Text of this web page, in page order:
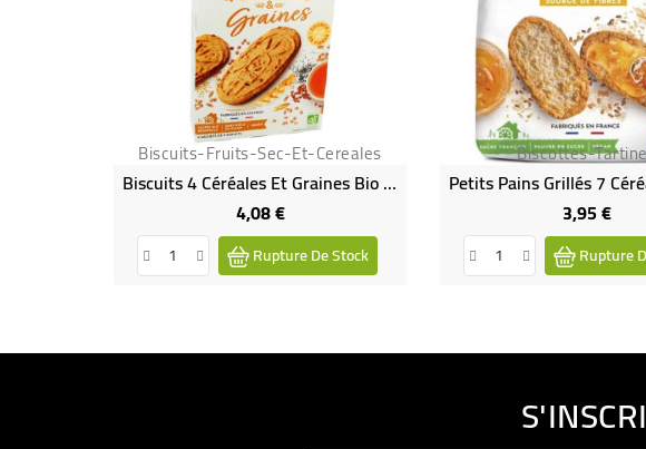
Biscuits-Fruits-Sec-Et-Cereales
Biscuits 4 Céréales Et Graines Bio & Vegan
4,08 €Prix
Rupture De Stock
Biscottes-
3,95 €Prix
Rupture